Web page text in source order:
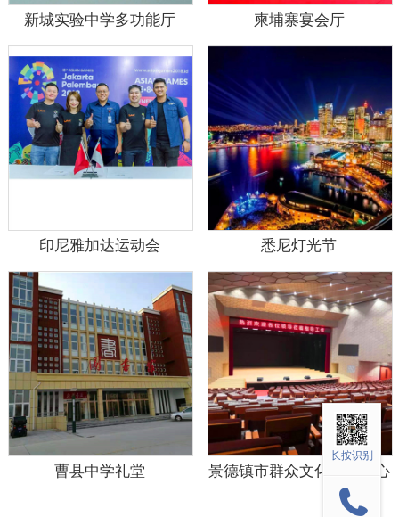
新城实验中学多功能厅 柬埔寨宴会厅
印尼雅加达运动会 悉尼灯光节
曹县中学礼堂 景德镇市群众文化活动中心
长按识别